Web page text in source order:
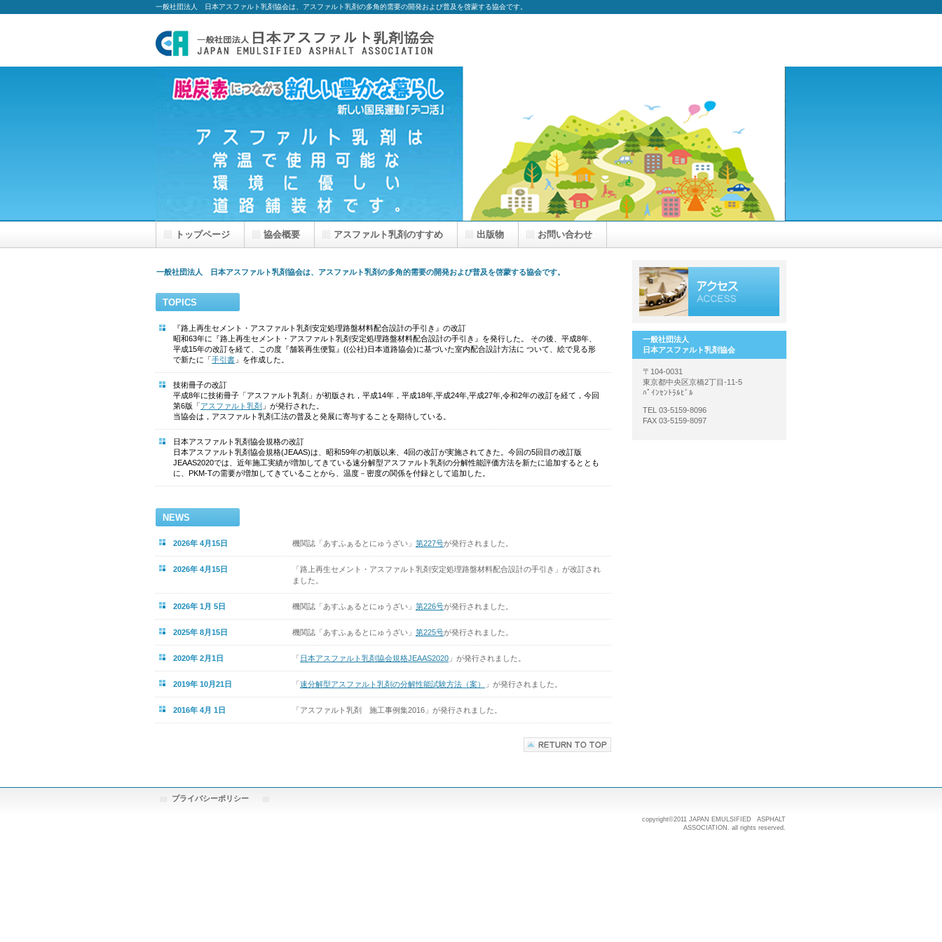
一般社団法人 日本アスファルト乳剤協会は、アスファルト乳剤の多角的需要の開発および普及を啓蒙する協会です。
一般社団法人 日本アスファルト乳剤協会は、アスファルト乳剤の多角的需要の開発および普及を啓蒙する協会です。
TOPICS
『路上再生セメント・アスファルト乳剤安定処理路盤材料配合設計の手引き』の改訂
昭和63年に『路上再生セメント・アスファルト乳剤安定処理路盤材料配合設計の手引き』を発行した。 その後、平成8年、
平成15年の改訂を経て、この度『舗装再生便覧』((公社)日本道路協会)に基づいた室内配合設計方法に ついて、絵で見る形
で新たに「手引書 」を作成した。
技術冊子の改訂
平成8年に技術冊子「アスファルト乳剤」が初版され，平成14年，平成18年,平成24年,平成27年,令和2年の改訂を経て，今回
第6版「アスファルト乳剤 」が発行された。
当協会は，アスファルト乳剤工法の普及と発展に寄与することを期待している。
日本アスファルト乳剤協会規格の改訂
日本アスファルト乳剤協会規格(JEAAS)は、昭和59年の初版以来、4回の改訂が実施されてきた。今回の5回目の改訂版
JEAAS2020では、近年施工実績が増加してきている速分解型アスファルト乳剤の分解性能評価方法を新たに追加するととも
に、PKM-Tの需要が増加してきていることから、温度－密度の関係を付録として追加した。
NEWS
2026年 4月15日 機関誌「あすふぁるとにゅうざい」 第227号が発行されました。
2026年 4月15日
「路上再生セメント・アスファルト乳剤安定処理路盤材料配合設計の手引き」が改訂され
ました。
2026年 1月 5日 機関誌「あすふぁるとにゅうざい」 第226号が発行されました。
2025年 8月15日 機関誌「あすふぁるとにゅうざい」 第225号が発行されました。
2020年 2月1日 「 日本アスファルト乳剤協会規格JEAAS2020 」が発行されました。
2019年 10月21日 「 速分解型アスファルト乳剤の分解性能試験方法（案） 」が発行されました。
2016年 4月 1日 「アスファルト乳剤 施工事例集2016」が発行されました。
トップページ 協会概要 アスファルト乳剤のすすめ 出版物 お問い合わせ
一般社団法人
日本アスファルト乳剤協会
〒104-0031
東京都中央区京橋2丁目-11-5
ﾊﾟｲﾝｾﾝﾄﾗﾙﾋﾞﾙ
TEL 03-5159-8096
FAX 03-5159-8097
copyright©2011 JAPAN EMULSIFIED ASPHALT
ASSOCIATION. all rights reserved.
プライバシーポリシー